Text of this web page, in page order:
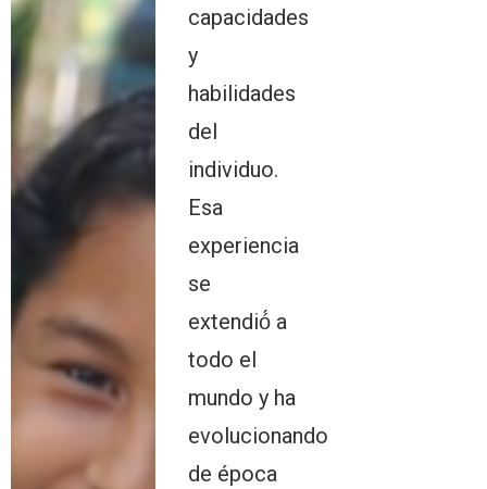
capacidades
y
habilidades
del
individuo.
Esa
experiencia
se
extendió́ a
todo el
mundo y ha
evolucionando
de época